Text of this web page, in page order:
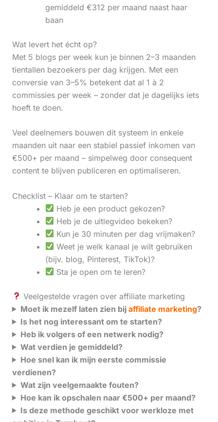
gemiddeld €312 per maand naast haar
baan
Wat levert het écht op?
Met 5 blogs per week kun je binnen 2–3 maanden
tientallen bezoekers per dag krijgen. Met een
conversie van 3–5% betekent dat al 1 à 2
commissies per week – zonder dat je dagelijks iets
hoeft te doen.
Veel deelnemers bouwen dit systeem in enkele
maanden uit naar een stabiel passief inkomen van
€500+ per maand – simpelweg door consequent
content te blijven publiceren en optimaliseren.
Checklist – Klaar om te starten?
Heb je een product gekozen?
Heb je de uitlegvideo bekeken?
Kun je 30 minuten per dag vrijmaken?
Weet je welk kanaal je wilt gebruiken
(bijv. blog, Pinterest, TikTok)?
Sta je open om te leren?
Veelgestelde vragen over affiliate marketing
Moet ik mezelf laten zien bij affiliate marketing?
Is het nog interessant om te starten?
Heb ik volgers of een netwerk nodig?
Wat verdien je gemiddeld?
Hoe snel kan ik mijn eerste commissie
verdienen?
Wat zijn veelgemaakte fouten?
Hoe kan ik opschalen naar €500+ per maand?
Is deze methode geschikt voor werkloze met